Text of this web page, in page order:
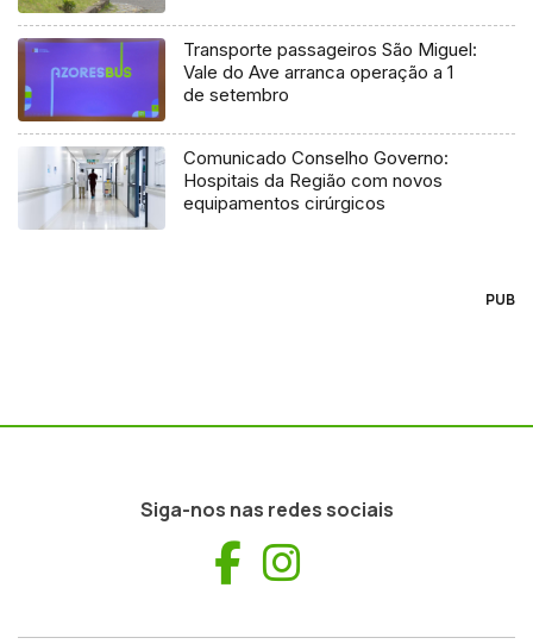
Transporte passageiros São Miguel:
Vale do Ave arranca operação a 1
de setembro
Comunicado Conselho Governo:
Hospitais da Região com novos
equipamentos cirúrgicos
PUB
Siga-nos nas redes sociais
Facebook